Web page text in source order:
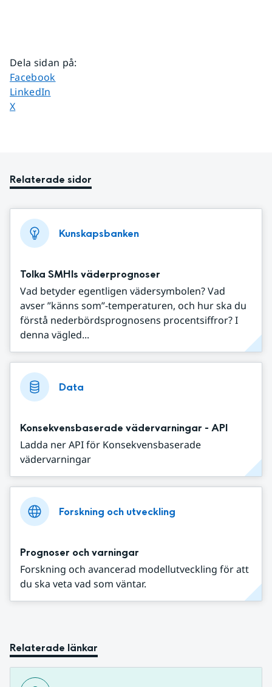
Dela sidan på:
Dela sidan på
Facebook
Dela sidan på
LinkedIn
Dela sidan på
X
Relaterade sidor
Kunskapsbanken
Tolka SMHIs väderprognoser
Vad betyder egentligen vädersymbolen? Vad
avser ”känns som”-temperaturen, och hur ska du
förstå nederbördsprognosens procentsiffror? I
denna vägled...
Data
Konsekvensbaserade vädervarningar - API
Ladda ner API för Konsekvensbaserade
vädervarningar
Forskning och utveckling
Prognoser och varningar
Forskning och avancerad modellutveckling för att
du ska veta vad som väntar.
Relaterade länkar